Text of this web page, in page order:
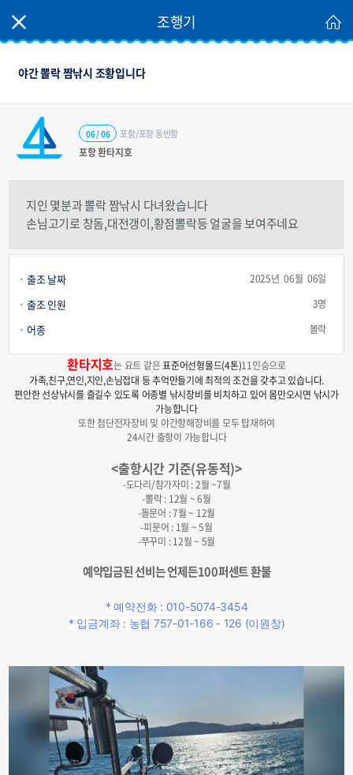
조행기
야간 뽈락 짬낚시 조황입니다
포항 환타지호
포항/포항 동빈항
06 / 06
지인 몇분과 뽈락 짬낚시 다녀왔습니다
손님고기로 창돔,대전갱이,황점뽈락등 얼굴을 보여주네요
출조 날짜 2025년 06월 06일
출조 인원 3명
어종 볼락
환타지호는 요트 같은표준어선형몰드(4톤)11인승으로
가족,친구,연인,지인,손님접대 등 추억만들기에 최적의 조건을 갖추고 있습니다.
편안한 선상낚시를 즐길수 있도록 어종별 낚시장비를 비치하고 있어 몸만오시면 낚시가
가능합니다
또한 첨단전자장비 및 야간항해장비를 모두 탑재하여
24시간 출항이 가능합니다
<출항시간 기준(유동적)>
-도다리/참가자미 : 2월 ~7월
-뽈락 : 12월 ~ 6월
-돌문어 : 7월 ~ 12월
-피문어 : 1월 ~ 5월
-쭈꾸미 : 12월 ~ 5월
예약입금된 선비는 언제든100퍼센트 환불
*예약전화 : 010-5074-3454
* 입금계좌 : 농협 757-01-166 - 126 (이원창)